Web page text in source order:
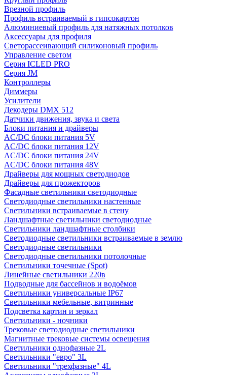
Врезной профиль
Профиль встраиваемый в гипсокартон
Алюминиевый профиль для натяжных потолков
Аксессуары для профиля
Светорассеивающий силиконовый профиль
Управление светом
Серия ICLED PRO
Серия JM
Контроллеры
Диммеры
Усилители
Декодеры DMX 512
Датчики движения, звука и света
Блоки питания и драйверы
AC/DC блоки питания 5V
AC/DC блоки питания 12V
AC/DC блоки питания 24V
AC/DC блоки питания 48V
Драйверы для мощных светодиодов
Драйверы для прожекторов
Фасадные светильники светодиодные
Светодиодные светильники настенные
Светильники встраиваемые в стену
Ландшафтные светильники светодиодные
Светильники ландшафтные столбики
Светодиодные светильники встраиваемые в землю
Светодиодные светильники
Светодиодные светильники потолочные
Светильники точечные (Spot)
Линейные светильники 220в
Подводные для бассейнов и водоёмов
Светильники универсальные IP67
Светильники мебельные, витринные
Подсветка картин и зеркал
Светильники - ночники
Трековые светодиодные светильники
Магнитные трековые системы освещения
Светильники однофазные 2L
Светильники "евро" 3L
Светильники "трехфазные" 4L